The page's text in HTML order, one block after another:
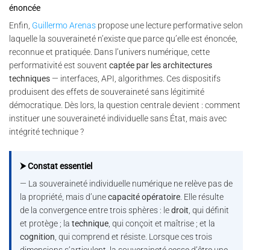
énoncée
Enfin, Guillermo Arenas propose une lecture performative selon
laquelle la souveraineté n’existe que parce qu’elle est énoncée,
reconnue et pratiquée. Dans l’univers numérique, cette
performativité est souvent captée par les architectures
techniques — interfaces, API, algorithmes. Ces dispositifs
produisent des effets de souveraineté sans légitimité
démocratique. Dès lors, la question centrale devient : comment
instituer une souveraineté individuelle sans État, mais avec
intégrité technique ?
⮞ Constat essentiel
— La souveraineté individuelle numérique ne relève pas de
la propriété, mais d’unecapacité opératoire. Elle résulte
de la convergence entre trois sphères : ledroit, qui définit
et protège ; latechnique, qui conçoit et maîtrise ; et la
cognition, qui comprend et résiste. Lorsque ces trois